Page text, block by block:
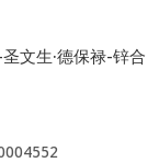
文生·德保禄-锌合